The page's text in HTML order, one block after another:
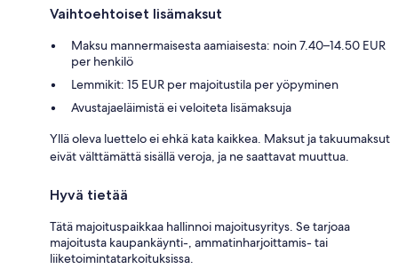
Vaihtoehtoiset lisämaksut
Maksu mannermaisesta aamiaisesta: noin 7.40–14.50 EUR
per henkilö
Lemmikit: 15 EUR per majoitustila per yöpyminen
Avustajaeläimistä ei veloiteta lisämaksuja
Yllä oleva luettelo ei ehkä kata kaikkea. Maksut ja takuumaksut
eivät välttämättä sisällä veroja, ja ne saattavat muuttua.
Hyvä tietää
Tätä majoituspaikkaa hallinnoi majoitusyritys. Se tarjoaa
majoitusta kaupankäynti-, ammatinharjoittamis- tai
liiketoimintatarkoituksissa.